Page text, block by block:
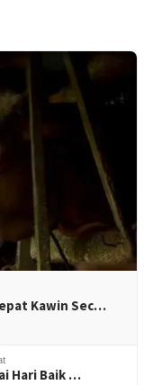
Kawin Sec…
Hari Baik …